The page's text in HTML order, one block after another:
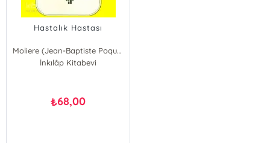
Hastalık Hastası
Moliere (Jean-Baptiste Poquelin)
İnkılâp Kitabevi
₺68,00